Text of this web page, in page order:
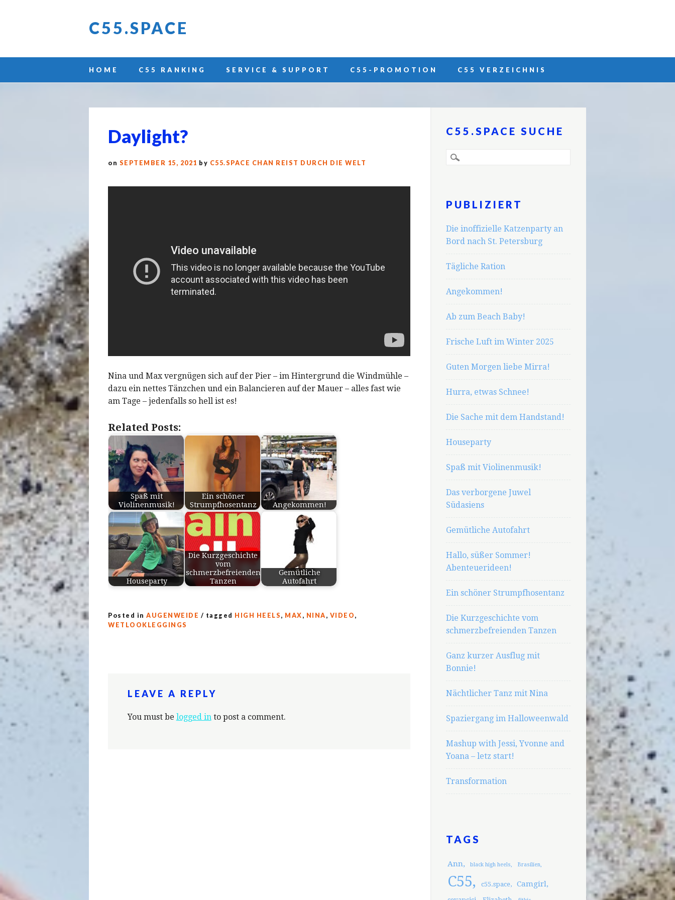
C55.SPACE
Main menu
to
HOME C55 RANKING SERVICE & SUPPORT C55-PROMOTION C55 VERZEICHNIS
Daylight?
on SEPTEMBER 15, 2021 by C55.SPACE CHAN REIST DURCH DIE WELT
Nina und Max vergnügen sich auf der Pier – im Hintergrund die Windmühle –
dazu ein nettes Tänzchen und ein Balancieren auf der Mauer – alles fast wie
am Tage – jedenfalls so hell ist es!
Related Posts:
Spaß mit
Violinenmusik!
Ein schöner
Strumpfhosentanz
Angekommen!
Houseparty
Die Kurzgeschichte
vom
schmerzbefreienden
Tanzen
Gemütliche
Autofahrt
Posted inAUGENWEIDE / tagged HIGH HEELS , MAX , NINA , VIDEO ,
WETLOOKLEGGINGS
LEAVE A REPLY
You must be logged into post a comment.
C55.SPACE SUCHE
PUBLIZIERT
Die inoffizielle Katzenparty an
Bord nach St. Petersburg
Tägliche Ration
Angekommen!
Ab zum Beach Baby!
Frische Luft im Winter 2025
Guten Morgen liebe Mirra!
Hurra, etwas Schnee!
Die Sache mit dem Handstand!
Houseparty
Spaß mit Violinenmusik!
Das verborgene Juwel
Südasiens
Gemütliche Autofahrt
Hallo, süßer Sommer!
Abenteuerideen!
Ein schöner Strumpfhosentanz
Die Kurzgeschichte vom
schmerzbefreienden Tanzen
Ganz kurzer Ausflug mit
Bonnie!
Nächtlicher Tanz mit Nina
Spaziergang im Halloweenwald
Mashup with Jessi, Yvonne and
Yoana – letz start!
Transformation
TAGS
Ann black high heels Brasilien
C55 c55.space Camgirl